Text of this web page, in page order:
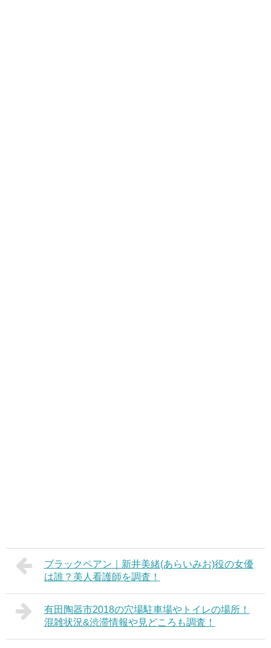
ブラックペアン｜新井美緒(あらいみお)役の女優
は誰？美人看護師を調査！
有田陶器市2018の穴場駐車場やトイレの場所！
混雑状況&渋滞情報や見どころも調査！